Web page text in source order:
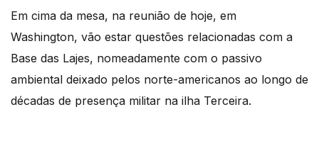
Em cima da mesa, na reunião de hoje, em
Washington, vão estar questões relacionadas com a
Base das Lajes, nomeadamente com o passivo
ambiental deixado pelos norte-americanos ao longo de
décadas de presença militar na ilha Terceira.